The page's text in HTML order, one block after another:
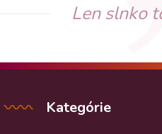
Len slnko
Kategórie